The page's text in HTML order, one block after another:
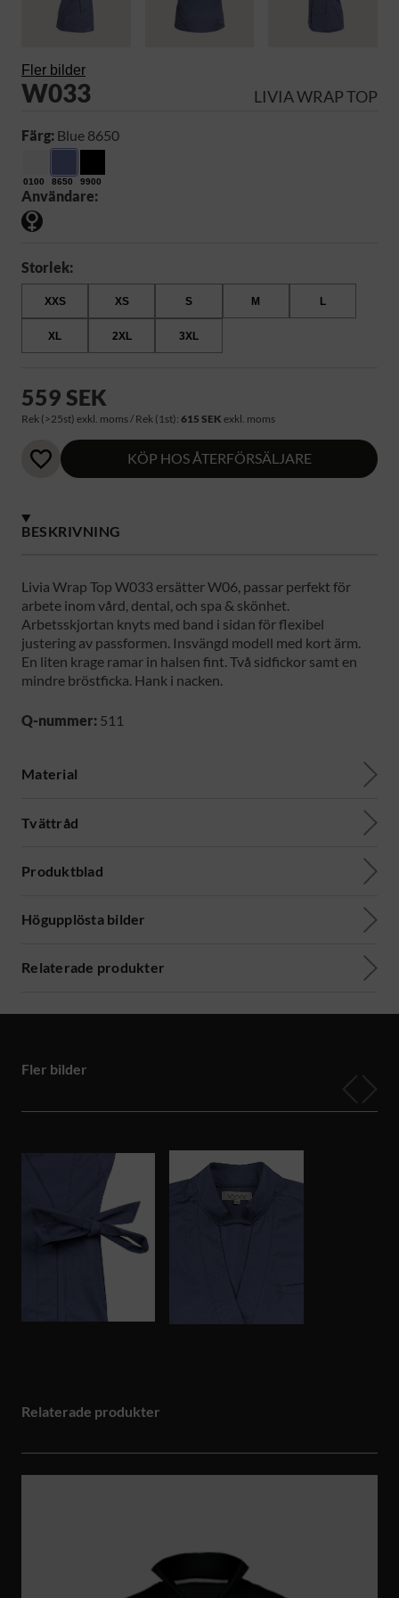
Fler bilder
W033 LIVIA WRAP TOP
Färg: Blue 8650
0100 8650 9900
Användare:
Storlek:
XXS XS S M L
XL 2XL 3XL
559 SEK
Rek (>25st) exkl. moms / Rek (1st): 615 SEK exkl. moms
KÖP HOS ÅTERFÖRSÄLJARE
BESKRIVNING
Livia Wrap Top W033 ersätter W06, passar perfekt för
arbete inom vård, dental, och spa & skönhet.
Arbetsskjortan knyts med band i sidan för flexibel
justering av passformen. Insvängd modell med kort ärm.
En liten krage ramar in halsen fint. Två sidfickor samt en
mindre bröstficka. Hank i nacken.
Q-nummer: 511
Material
Tvättråd
Produktblad
Högupplösta bilder
Relaterade produkter
Fler bilder
Relaterade produkter